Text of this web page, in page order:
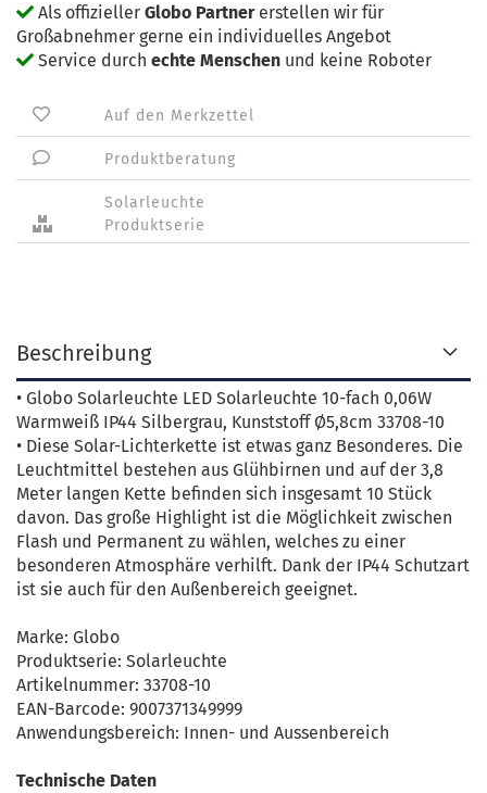
Als offizieller Globo Partnererstellen wir für
Großabnehmer gerne ein individuelles Angebot
Service durch echte Menschen und keine Roboter
Auf den Merkzettel
Produktberatung
Solarleuchte
Produktserie
Beschreibung
• Globo Solarleuchte LED Solarleuchte 10-fach 0,06W
Warmweiß IP44 Silbergrau, Kunststoff Ø5,8cm 33708-10
• Diese Solar-Lichterkette ist etwas ganz Besonderes. Die
Leuchtmittel bestehen aus Glühbirnen und auf der 3,8
Meter langen Kette befinden sich insgesamt 10 Stück
davon. Das große Highlight ist die Möglichkeit zwischen
Flash und Permanent zu wählen, welches zu einer
besonderen Atmosphäre verhilft. Dank der IP44 Schutzart
ist sie auch für den Außenbereich geeignet.
Marke: Globo
Produktserie: Solarleuchte
Artikelnummer: 33708-10
EAN-Barcode: 9007371349999
Anwendungsbereich: Innen- und Aussenbereich
Technische Daten